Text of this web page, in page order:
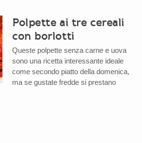
Polpette ai tre cereali
con borlotti
Queste polpette senza carne e uova
sono una ricetta interessante ideale
come secondo piatto della domenica,
ma se gustate fredde si prestano